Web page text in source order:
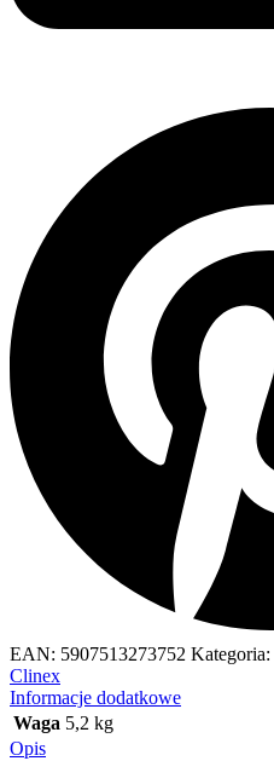
EAN: 5907513273752 Kategoria:
Clinex
Informacje dodatkowe
Waga 5,2 kg
Opis